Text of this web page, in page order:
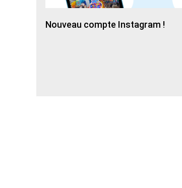
Nouveau compte Instagram !